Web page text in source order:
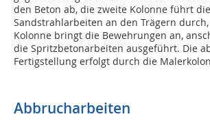
den Beton ab, die zweite Kolonne führt die
Sandstrahlarbeiten an den Trägern
Kolonne bringt die Bewehrungen an,
die Spritzbetonarbeiten ausgeführt. Die
Fertigstellung erfolgt durch die
Abbrucharbeiten